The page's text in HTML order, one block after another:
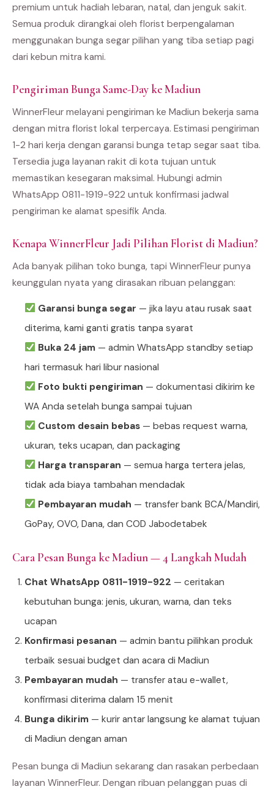
premium untuk hadiah lebaran, natal, dan jenguk sakit.
Semua produk dirangkai oleh florist berpengalaman
menggunakan bunga segar pilihan yang tiba setiap pagi
dari kebun mitra kami.
Pengiriman Bunga Same-Day ke Madiun
WinnerFleur melayani pengiriman ke Madiun bekerja sama
dengan mitra florist lokal terpercaya. Estimasi pengiriman
1-2 hari kerja dengan garansi bunga tetap segar saat tiba.
Tersedia juga layanan rakit di kota tujuan untuk
memastikan kesegaran maksimal. Hubungi admin
WhatsApp 0811-1919-922 untuk konfirmasi jadwal
pengiriman ke alamat spesifik Anda.
Kenapa WinnerFleur Jadi Pilihan Florist di Madiun?
Ada banyak pilihan toko bunga, tapi WinnerFleur punya
keunggulan nyata yang dirasakan ribuan pelanggan:
Garansi bunga segar — jika layu atau rusak saat
diterima, kami ganti gratis tanpa syarat
Buka 24 jam— admin WhatsApp standby setiap
hari termasuk hari libur nasional
Foto bukti pengiriman — dokumentasi dikirim ke
WA Anda setelah bunga sampai tujuan
Custom desain bebas— bebas request warna,
ukuran, teks ucapan, dan packaging
Harga transparan — semua harga tertera jelas,
tidak ada biaya tambahan mendadak
Pembayaran mudah — transfer bank BCA/Mandiri,
GoPay, OVO, Dana, dan COD Jabodetabek
Cara Pesan Bunga ke Madiun — 4 Langkah Mudah
Chat WhatsApp 0811-1919-922 — ceritakan
kebutuhan bunga: jenis, ukuran, warna, dan teks
ucapan
Konfirmasi pesanan — admin bantu pilihkan produk
terbaik sesuai budget dan acara di Madiun
Pembayaran mudah — transfer atau e-wallet,
konfirmasi diterima dalam 15 menit
Bunga dikirim — kurir antar langsung ke alamat tujuan
di Madiun dengan aman
Pesan bunga di Madiun sekarang dan rasakan perbedaan
layanan WinnerFleur. Dengan ribuan pelanggan puas di